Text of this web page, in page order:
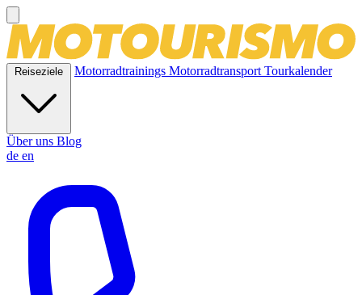
Reiseziele Motorradtrainings MotorradtransportTourkalender
Über uns Blog
de en